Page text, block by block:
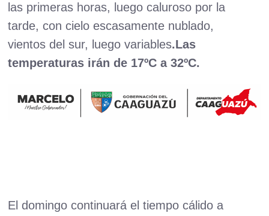
las primeras horas, luego caluroso por la
tarde, con cielo escasamente nublado,
vientos del sur, luego variables.Las
temperaturas irán de 17ºC a 32ºC.
El domingo continuará el tiempo cálido a